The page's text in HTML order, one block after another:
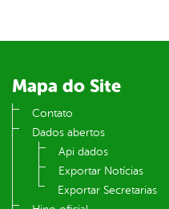
Mapa do Site
Contato
Dados abertos
Api dados
Exportar Notícias
Exportar Secretarias